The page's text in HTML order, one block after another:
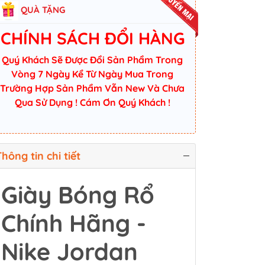
QUÀ TẶNG
CHÍNH SÁCH ĐỔI HÀNG
Quý Khách Sẽ Được Đổi Sản Phẩm Trong
Vòng 7 Ngày Kể Từ Ngày Mua Trong
Trường Hợp Sản Phẩm Vẫn New Và Chưa
Qua Sử Dụng ! Cám Ơn Quý Khách !
tin chi tiết
Giày Bóng Rổ
Chính Hãng -
Nike Jordan